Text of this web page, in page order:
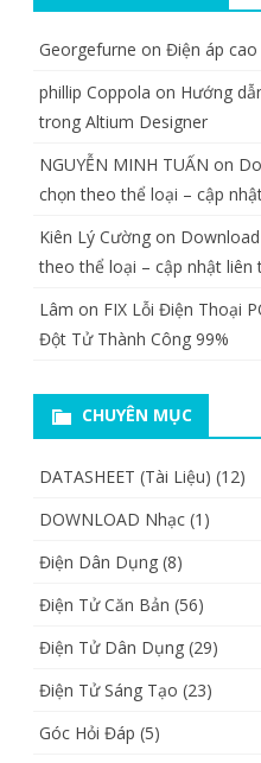
Georgefurne on Điện áp
phillip Coppola on Hướng
trong Altium Designer
NGUYỄN MINH TUẤN on
chọn theo thể loại – cập
Kiên Lý Cường on
theo thể loại – cập nhật liên
Lâm on FIX Lỗi Điện Thoại
Đột Tử Thành Công 99%
CHUYÊN MỤC
DATASHEET (Tài Liệu) (12)
DOWNLOAD Nhạc (1)
Điện Dân Dụng (8)
Điện Tử Căn Bản (56)
Điện Tử Dân Dụng (29)
Điện Tử Sáng Tạo (23)
Góc Hỏi Đáp (5)